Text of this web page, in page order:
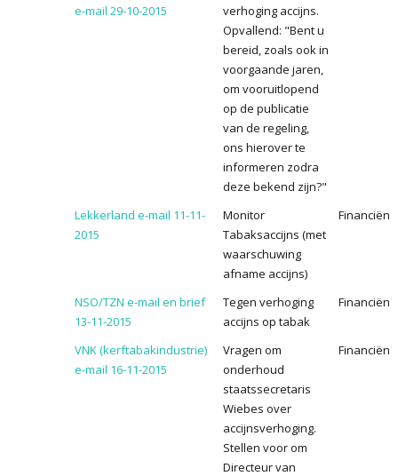
e-mail 29-10-2015
verhoging accijns.
Opvallend: "Bent u
bereid, zoals ook in
voorgaande jaren,
om vooruitlopend
op de publicatie
van de regeling,
ons hierover te
informeren zodra
deze bekend zijn?"
Lekkerland e-mail 11-11-
2015
Monitor
Tabaksaccijns (met
waarschuwing
afname accijns)
Financiën
NSO/TZN e-mail en brief
13-11-2015
Tegen verhoging
accijns op tabak
Financiën
VNK (kerftabakindustrie)
e-mail 16-11-2015
Vragen om
onderhoud
staatssecretaris
Wiebes over
accijnsverhoging.
Stellen voor om
Directeur van
Financiën